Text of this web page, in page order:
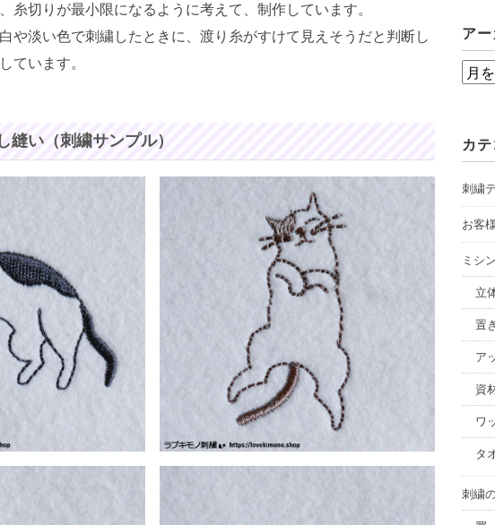
糸切りが最小限になるように考えて、制作しています。
や淡い色で刺繍したときに、渡り糸がすけて見えそうだと判断し
ています。
縫い（刺繍サンプル）
ア
ア
イ
ブ
カ
刺繍
お客
ミシ
立
置
ア
資
ワ
タ
刺繍